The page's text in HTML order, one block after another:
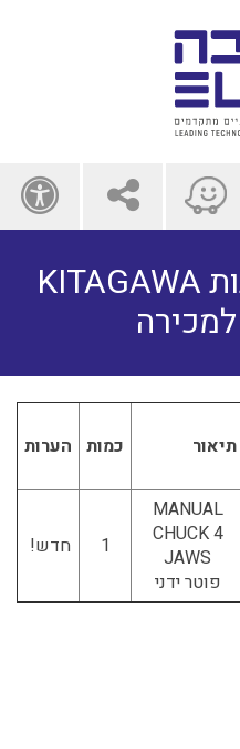
contactלשתף
פוטר ידני 4-לסתות KITAGAWA
תיאור כמות הערות
MANUAL
CHUCK 4
JAWS
פוטר ידני
1 חדש!